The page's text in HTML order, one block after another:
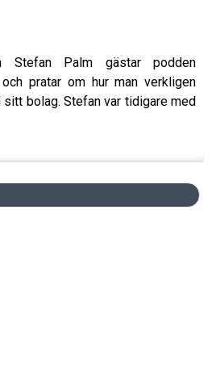
Stefan Palm gästar podden
pratar om hur man verkligen
bolag. Stefan var tidigare med
allt på ett och samma projekt